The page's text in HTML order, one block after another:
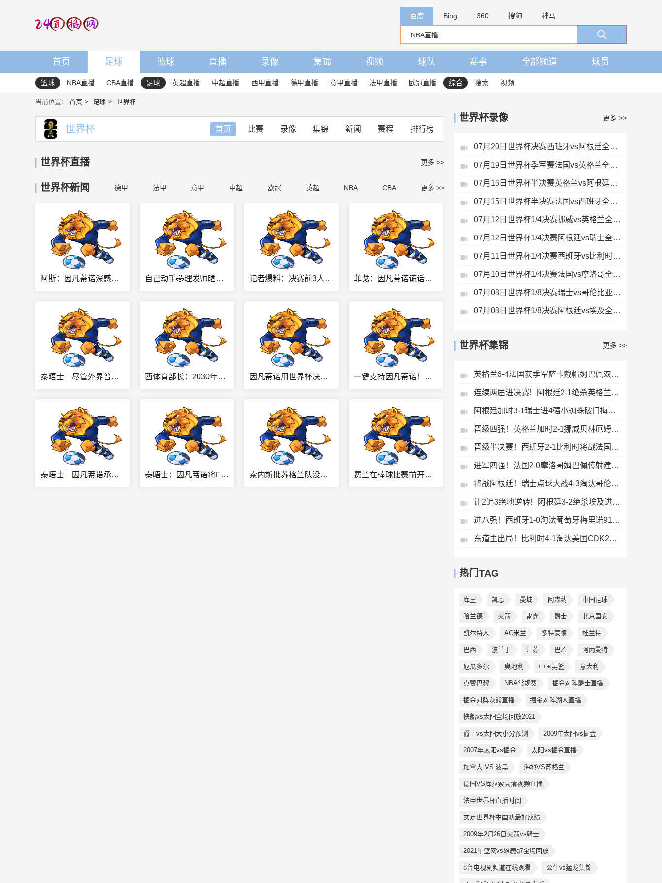
百度 Bing 360 搜狗 神马
首页 足球 篮球 直播 录像 集锦 视频 球队 赛事 全部频道 球员
篮球 NBA直播 CBA直播 足球 英超直播 中超直播 西甲直播 德甲直播 意甲直播 法甲直播 欧冠直播 综合 搜索 视频
当前位置： 首页 足球 世界杯
世界杯 首页 比赛 录像 集锦 新闻 赛程 排行榜
世界杯直播 更多 >>
世界杯新闻 德甲 法甲 意甲 中超 欧冠 英超 NBA CBA 更多 >>
阿斯：因凡蒂诺深感遭背叛，他想面对面听听核心人物真实想法 自己动手🤣理发师晒加维染粉发视频：加维亲自推头发💇‍♀️ 记者爆料：决赛前3人热身拉伤，斯卡洛尼提保守踢法遭大马丁反对 菲戈：因凡蒂诺谎话连篇、欺上瞒下，他应该立刻辞去FIFA主席一职
泰晤士：尽管外界普遍呼吁其下台，因凡蒂诺仍拒绝辞职 西体育部长：2030年世界杯决赛本该属于我们，我们配得上这份荣誉 因凡蒂诺用世界杯决赛举办权换选票？FIFA声明：相关说法均是假的 一键支持因凡蒂诺！天空：FIFA曾向各足协发预制信函，签名已填好
泰晤士：因凡蒂诺承诺让摩洛哥举办2030世界杯决赛，以换取支持 泰晤士：因凡蒂诺将FIFA高管召集至摩洛哥首都召开危机会议 索内斯批苏格兰队没血性：没看到真正信念 聘请外教也不是不行 费兰在棒球比赛前开球，纽约洋基队：感谢世界杯冠军费兰·托雷斯
世界杯录像 更多 >>
07月20日世界杯决赛西班牙vs阿根廷全场录像
07月19日世界杯季军赛法国vs英格兰全场录像
07月16日世界杯半决赛英格兰vs阿根廷全场录像
07月15日世界杯半决赛法国vs西班牙全场录像
07月12日世界杯1/4决赛挪威vs英格兰全场录像
07月12日世界杯1/4决赛阿根廷vs瑞士全场录像
07月11日世界杯1/4决赛西班牙vs比利时全场录像
07月10日世界杯1/4决赛法国vs摩洛哥全场录像
07月08日世界杯1/8决赛瑞士vs哥伦比亚全场录像
07月08日世界杯1/8决赛阿根廷vs埃及全场录像
世界杯集锦 更多 >>
英格兰6-4法国获季军萨卡戴帽姆巴佩双响创纪录奥利塞2助+失良机
连续两届进决赛！阿根廷2-1绝杀英格兰劳塔罗恩佐破门梅西两助攻
阿根廷加时3-1瑞士进4强小蜘蛛破门梅西助攻麦卡恩博洛假摔染红
晋级四强！英格兰加时2-1挪威贝林厄姆连场双响谢尔德鲁普破门
晋级半决赛！西班牙2-1比利时将战法国梅里诺替补绝杀拉门斯送礼
进军四强！法国2-0摩洛哥姆巴佩传射建功+失点登贝莱贴地斩
将战阿根廷！瑞士点球大战4-3淘汰哥伦比亚D·桑切斯、库乔失点
让2追3绝地逆转！阿根廷3-2绝杀埃及进8强梅西传射+失点恩佐绝杀
进八强！西班牙1-0淘汰葡萄牙梅里诺91分钟绝杀41岁C罗最后一舞
东道主出局！比利时4-1淘汰美国CDK2射1传巴洛贡补时被换下
热门TAG
库里 凯恩 曼城 阿森纳 中国足球
哈兰德 火箭 雷霆 爵士 北京国安
凯尔特人 AC米兰 多特蒙德 杜兰特
巴西 波兰丁 江苏 巴乙 阿丙曼特
厄瓜多尔 奥地利 中国男篮 意大利
点赞巴黎 NBA常规赛 掘金对阵爵士直播
掘金对阵灰熊直播 掘金对阵湖人直播
快船vs太阳全场回放2021
爵士vs太阳大小分预测 2009年太阳vs掘金
2007年太阳vs掘金 太阳vs掘金直播
加拿大 VS 波黑 海地VS苏格兰
德国VS库拉索高清视频直播
法甲世界杯直播时间
女足世界杯中国队最好成绩
2009年2月26日火箭vs骑士
2021年篮网vs雄鹿g7全场回放
8台电视剧频道在线观看 公牛vs猛龙集锦